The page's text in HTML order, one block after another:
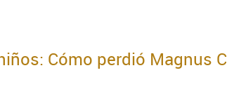
Cómo perdió Magnus